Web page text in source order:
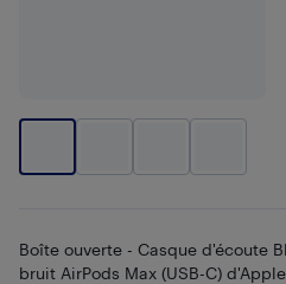
Boîte ouverte - Casque d'écoute
bruit AirPods Max (USB-C)